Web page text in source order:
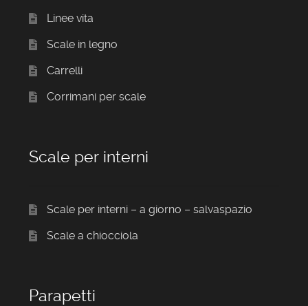
Linee vita
Scale in legno
Carrelli
Corrimani per scale
Scale per interni
Scale per interni – a giorno – salvaspazio
Scale a chiocciola
Parapetti